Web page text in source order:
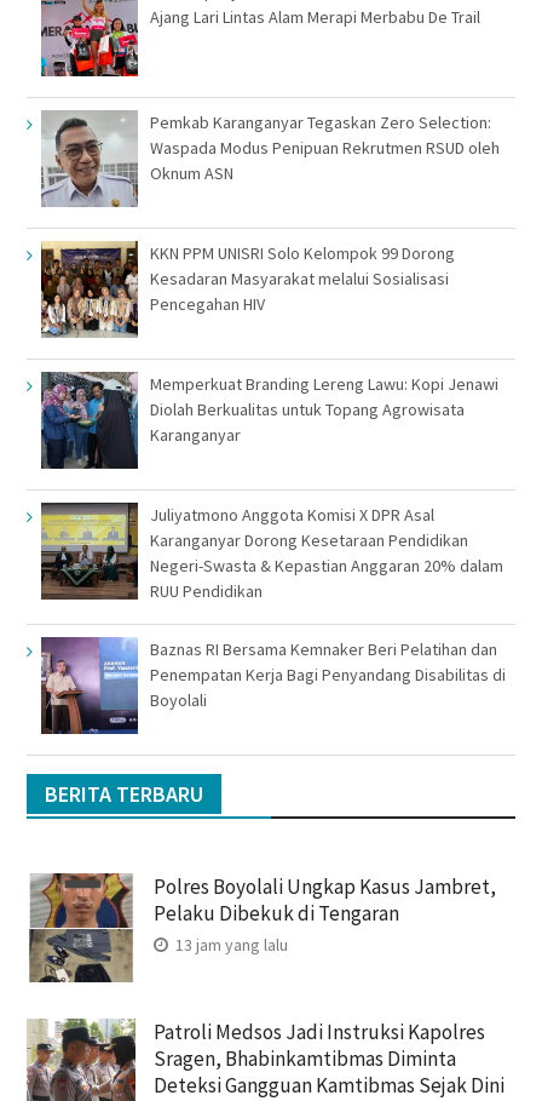
Ajang Lari Lintas Alam Merapi Merbabu De Trail
Pemkab Karanganyar Tegaskan Zero Selection:
Waspada Modus Penipuan Rekrutmen RSUD oleh
Oknum ASN
KKN PPM UNISRI Solo Kelompok 99 Dorong
Kesadaran Masyarakat melalui Sosialisasi
Pencegahan HIV
Memperkuat Branding Lereng Lawu: Kopi Jenawi
Diolah Berkualitas untuk Topang Agrowisata
Karanganyar
Juliyatmono Anggota Komisi X DPR Asal
Karanganyar Dorong Kesetaraan Pendidikan
Negeri-Swasta & Kepastian Anggaran 20% dalam
RUU Pendidikan
Baznas RI Bersama Kemnaker Beri Pelatihan dan
Penempatan Kerja Bagi Penyandang Disabilitas di
Boyolali
BERITA TERBARU
Polres Boyolali Ungkap Kasus Jambret,
Pelaku Dibekuk di Tengaran
13 jam yang lalu
Patroli Medsos Jadi Instruksi Kapolres
Sragen, Bhabinkamtibmas Diminta
Deteksi Gangguan Kamtibmas Sejak Dini